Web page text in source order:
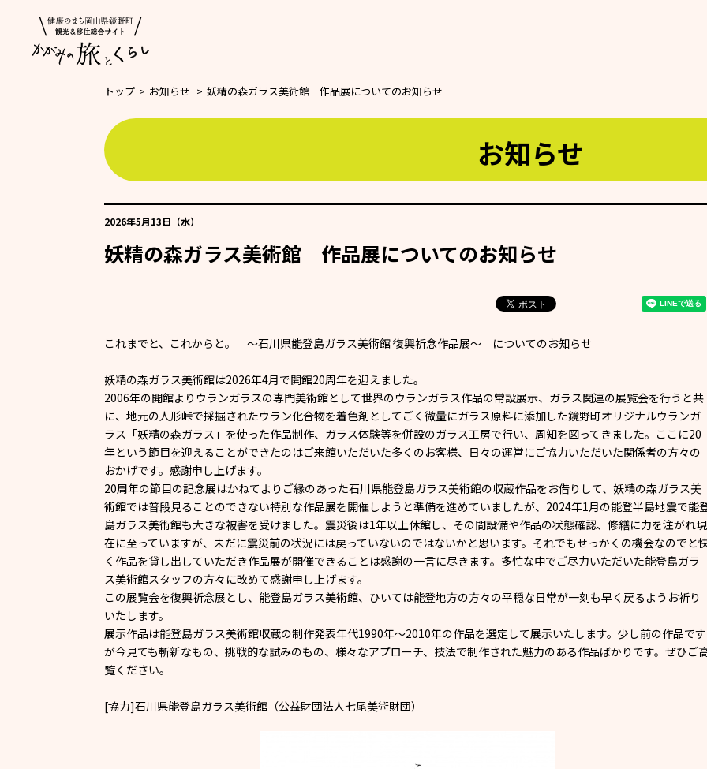
トップ > お知らせ > 妖精の森ガラス美術館 作品展についてのお知らせ
お知らせ
2026年5月13日（水）
妖精の森ガラス美術館 作品展についてのお知らせ
これまでと、これからと。 ～石川県能登島ガラス美術館 復興祈念作品展～ についてのお知らせ
妖精の森ガラス美術館は2026年4月で開館20周年を迎えました。
2006年の開館よりウランガラスの専門美術館として世界のウランガラス作品の常設展示、ガラス関連の展覧会を行うと共
に、地元の人形峠で採掘されたウラン化合物を着色剤としてごく微量にガラス原料に添加した鏡野町オリジナルウランガ
ラス「妖精の森ガラス」を使った作品制作、ガラス体験等を併設のガラス工房で行い、周知を図ってきました。ここに20
年という節目を迎えることができたのはご来館いただいた多くのお客様、日々の運営にご協力いただいた関係者の方々の
おかげです。感謝申し上げます。
20周年の節目の記念展はかねてよりご縁のあった石川県能登島ガラス美術館の収蔵作品をお借りして、妖精の森ガラス美
術館では普段見ることのできない特別な作品展を開催しようと準備を進めていましたが、2024年1月の能登半島地震で能
島ガラス美術館も大きな被害を受けました。震災後は1年以上休館し、その間設備や作品の状態確認、修繕に力を注がれ現
在に至っていますが、未だに震災前の状況には戻っていないのではないかと思います。それでもせっかくの機会なのでと
く作品を貸し出していただき作品展が開催できることは感謝の一言に尽きます。多忙な中でご尽力いただいた能登島ガラ
ス美術館スタッフの方々に改めて感謝申し上げます。
この展覧会を復興祈念展とし、能登島ガラス美術館、ひいては能登地方の方々の平穏な日常が一刻も早く戻るようお祈り
いたします。
展示作品は能登島ガラス美術館収蔵の制作発表年代1990年～2010年の作品を選定して展示いたします。少し前の作品です
が今見ても斬新なもの、挑戦的な試みのもの、様々なアプローチ、技法で制作された魅力のある作品ばかりです。ぜひご
覧ください。
[協力]石川県能登島ガラス美術館（公益財団法人七尾美術財団）